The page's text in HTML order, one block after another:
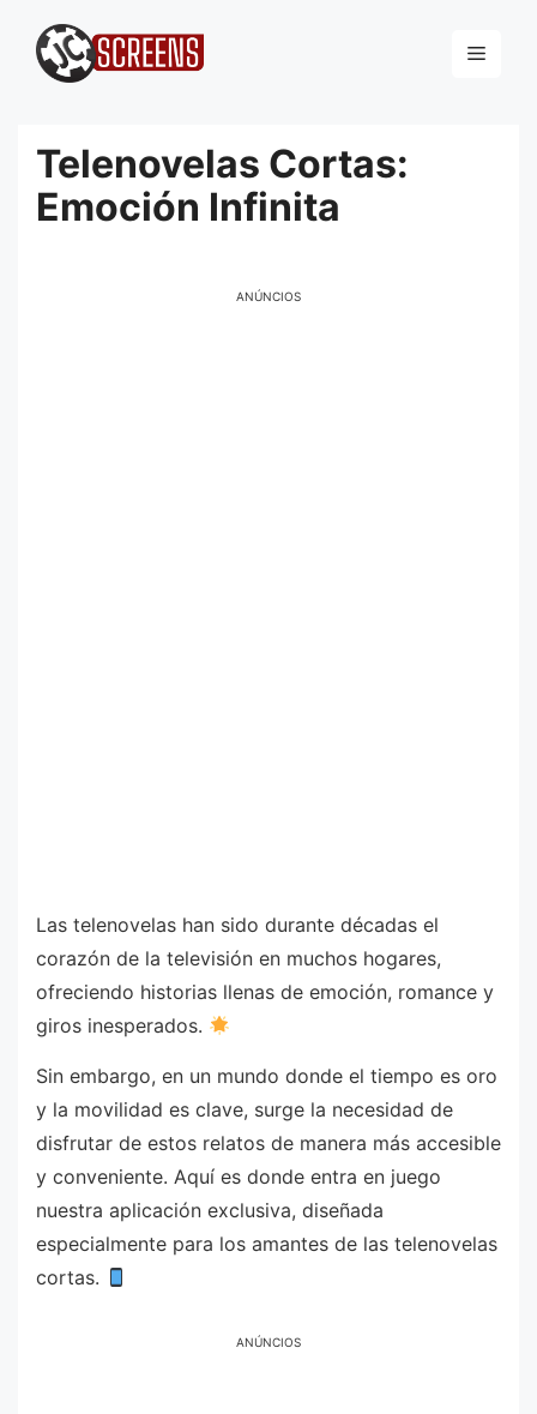
para
Menu
Telenovelas Cortas:
Emoción Infinita
ANÚNCIOS
Las telenovelas han sido durante décadas el
corazón de la televisión en muchos hogares,
ofreciendo historias llenas de emoción, romance y
giros inesperados.
Sin embargo, en un mundo donde el tiempo es oro
y la movilidad es clave, surge la necesidad de
disfrutar de estos relatos de manera más accesible
y conveniente. Aquí es donde entra en juego
nuestra aplicación exclusiva, diseñada
especialmente para los amantes de las telenovelas
cortas.
ANÚNCIOS